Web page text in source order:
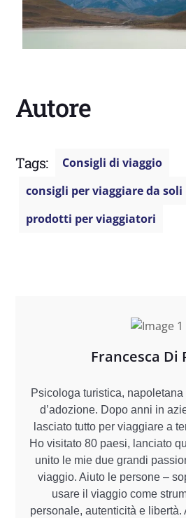
Autore
Tags:
Consigli di viaggio
consigli per viaggiare da soli
prodotti per viaggiatori
Francesca Di
Psicologa turistica,
d’adozione. Dopo anni in
lasciato tutto per viaggiare a
Ho visitato 80 paesi, lanciato
unito le mie due grandi
viaggio. Aiuto le persone –
usare il viaggio come
personale, autenticità e libertà.